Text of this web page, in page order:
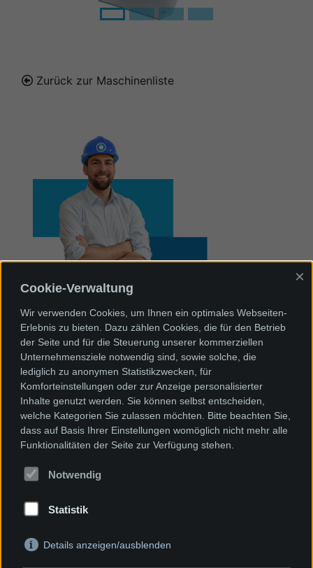
Zurück zur Maschinenliste
Wir bieten für Ihren Bedarf die optimale
Lösung.
Nehmen Sie Kontakt mit uns auf.
Telefon +49 (0)7622 / 66 71 15 - 0
Das Unternehmen
Cookie-Verwaltung
×
Wir verwenden Cookies, um Ihnen ein optimales Webseiten-
Erlebnis zu bieten. Dazu zählen Cookies, die für den Betrieb
der Seite und für die Steuerung unserer kommerziellen
Unternehmensziele notwendig sind, sowie solche, die
lediglich zu anonymen Statistikzwecken, für
Komforteinstellungen oder zur Anzeige personalisierter
Inhalte genutzt werden. Sie können selbst entscheiden,
welche Kategorien Sie zulassen möchten. Bitte beachten Sie,
dass auf Basis Ihrer Einstellungen womöglich nicht mehr alle
Funktionalitäten der Seite zur Verfügung stehen.
Notwendig
Statistik
Details anzeigen/ausblenden